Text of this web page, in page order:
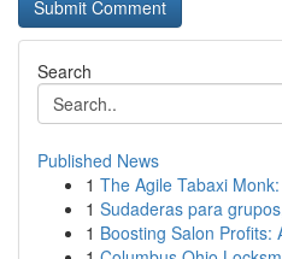
Search
Published News
1 The Agile Tabaxi
1 Sudaderas para
1 Boosting Salon Profits: